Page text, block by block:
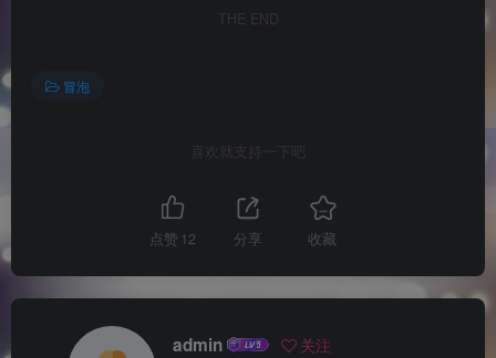
THE END
冒泡
喜欢就支持一下吧
点赞 12 分享 收藏
admin 关注